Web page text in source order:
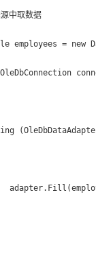
中取数据
employees = new